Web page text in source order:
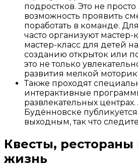
подростков. Это не просто
возможность проявить
поработать в команде.
часто организуют
мастер-класс для детей
созданию открыток или
это не только
развития мелкой
Также проходят
интерактивные
развлекательных
Будённовске
выходным, так что
Квесты, рестораны
жизнь